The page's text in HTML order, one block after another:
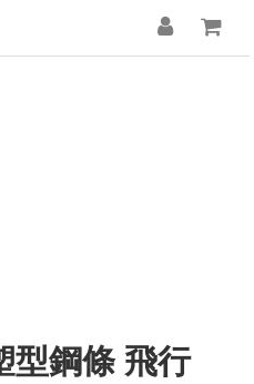
型鋼條 飛行